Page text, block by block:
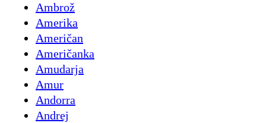
Ambrož
Amerika
Američan
Američanka
Amudarja
Amur
Andorra
Andrej